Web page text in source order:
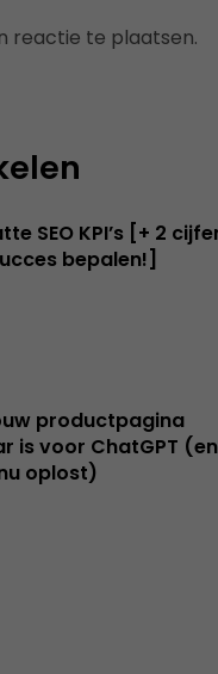
reactie te plaatsen.
SEO KPI’s [+ 2
bepalen!]
productpagina
is voor ChatGPT (en
oplost)